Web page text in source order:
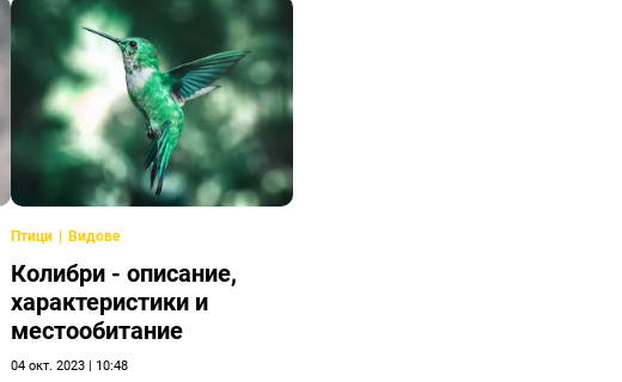
Птици Видове
Колибри - описание,
характеристики и
местообитание
04 окт. 2023 | 10:48